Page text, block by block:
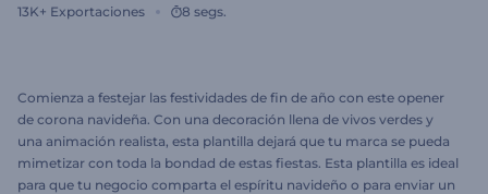
13K+ Exportaciones 8 segs.
Comienza a festejar las festividades de fin de año con este opener
de corona navideña. Con una decoración llena de vivos verdes y
una animación realista, esta plantilla dejará que tu marca se pueda
mimetizar con toda la bondad de estas fiestas. Esta plantilla es ideal
para que tu negocio comparta el espíritu navideño o para enviar un